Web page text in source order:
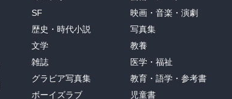
SF
歴史・時代小説
文学
雑誌
グラビア写真集
ボーイズラブ
映画・音楽・演劇
写真集
教養
医学・福祉
教育・語学・参考書
児童書